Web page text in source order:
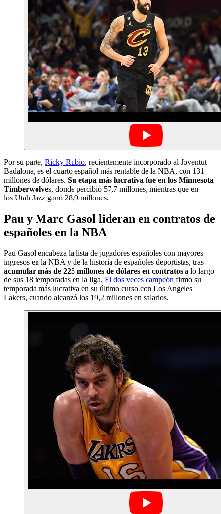
Por su parte, Ricky Rubio, recientemente incorporado al Joventut
Badalona, es el cuarto español más rentable de la NBA, con 131
millones de dólares. Su etapa más lucrativa fue en los Minnesota
Timberwolves, donde percibió 57,7 millones, mientras que en
los Utah Jazz ganó 28,9 millones.
Pau y Marc Gasol lideran en contratos de
españoles en la NBA
Pau Gasol encabeza la lista de jugadores españoles con mayores
ingresos en la NBA y de la historia de españoles deportistas, tras
acumular más de 225 millones de dólares en contratos a lo largo
de sus 18 temporadas en la liga. El dos veces campeón firmó su
temporada más lucrativa en su último curso con Los Angeles
Lakers, cuando alcanzó los 19,2 millones en salarios.